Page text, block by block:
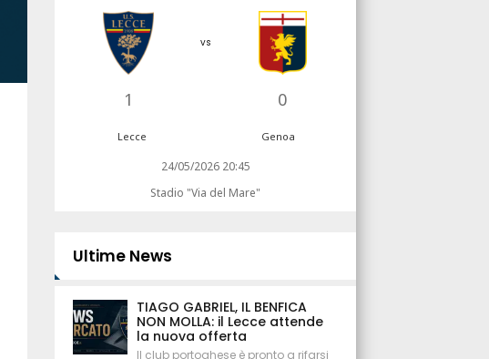
1
vs
0
Lecce Genoa
24/05/2026 20:45
Stadio "Via del Mare"
Ultime News
TIAGO GABRIEL, IL BENFICA
NON MOLLA: il Lecce attende
la nuova offerta
Il club portoghese è pronto a rifarsi